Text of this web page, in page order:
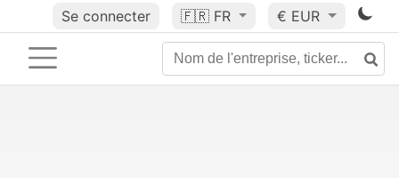
Se connecter 🇫🇷 FR € EUR